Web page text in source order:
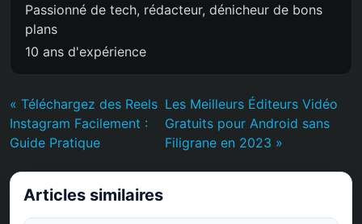
Passionné de tech, rédacteur, dénicheur de bons
plans
10 ans d'expérience
« Téléchargez des Reels
Instagram Facilement :
Guide Pratique
Les Meilleurs Éditeurs Vidéo
Gratuits pour Android sans
Filigrane en 2023 »
Articles similaires